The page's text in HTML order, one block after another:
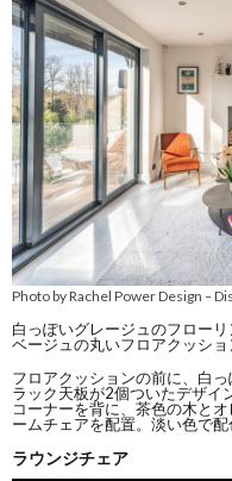
Photo by Rachel Power Design –
白っぽいグレージュのフロー
ベージュの丸いフロアクッショ
フロアクッションの前に、白
ラック天板が2個ついたデザイ
コーナーを背に、茶色の木と
ームチェアを配置。淡い色で
ラウンジチェア